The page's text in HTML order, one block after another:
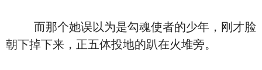
而那个她误以为是勾魂使者的少年，刚才脸
朝下掉下来，正五体投地的趴在火堆旁。